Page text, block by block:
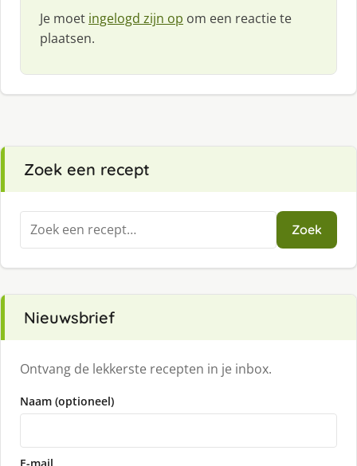
Je moet ingelogd zijn op om een reactie te
plaatsen.
Zoek een recept
Zoeken
naar:
Zoek
Nieuwsbrief
Ontvang de lekkerste recepten in je inbox.
Naam (optioneel)
E-mail